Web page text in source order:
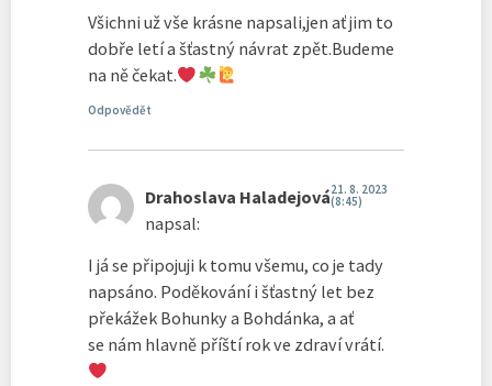
Všichni už vše krásne napsali,jen ať jim to
dobře letí a šťastný návrat zpět.Budeme
na ně čekat.
Odpovědět
Drahoslava Haladejová
napsal:
21. 8. 2023
(8:45)
I já se připojuji k tomu všemu, co je tady
napsáno. Poděkování i šťastný let bez
překážek Bohunky a Bohdánka, a ať
se nám hlavně příští rok ve zdraví vrátí.